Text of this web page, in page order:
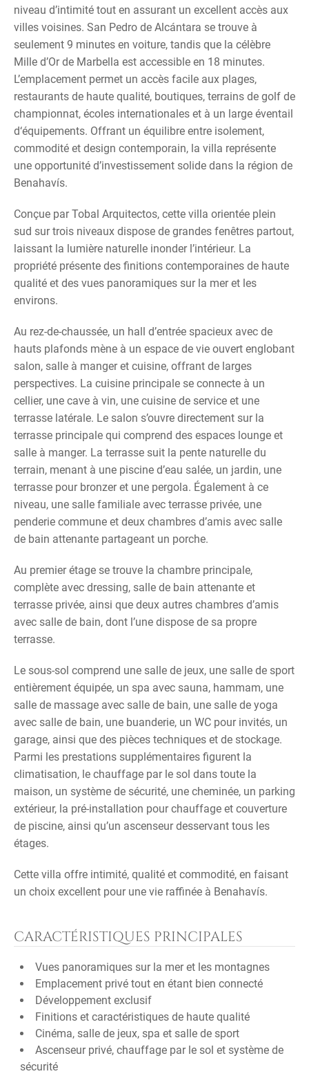
niveau d’intimité tout en assurant un excellent accès aux
villes voisines. San Pedro de Alcántara se trouve à
seulement 9 minutes en voiture, tandis que la célèbre
Mille d’Or de Marbella est accessible en 18 minutes.
L’emplacement permet un accès facile aux plages,
restaurants de haute qualité, boutiques, terrains de golf de
championnat, écoles internationales et à un large éventail
d‘équipements. Offrant un équilibre entre isolement,
commodité et design contemporain, la villa représente
une opportunité d’investissement solide dans la région de
Benahavís.
Conçue par Tobal Arquitectos, cette villa orientée plein
sud sur trois niveaux dispose de grandes fenêtres partout,
laissant la lumière naturelle inonder l’intérieur. La
propriété présente des finitions contemporaines de haute
qualité et des vues panoramiques sur la mer et les
environs.
Au rez-de-chaussée, un hall d’entrée spacieux avec de
hauts plafonds mène à un espace de vie ouvert englobant
salon, salle à manger et cuisine, offrant de larges
perspectives. La cuisine principale se connecte à un
cellier, une cave à vin, une cuisine de service et une
terrasse latérale. Le salon s’ouvre directement sur la
terrasse principale qui comprend des espaces lounge et
salle à manger. La terrasse suit la pente naturelle du
terrain, menant à une piscine d’eau salée, un jardin, une
terrasse pour bronzer et une pergola. Également à ce
niveau, une salle familiale avec terrasse privée, une
penderie commune et deux chambres d’amis avec salle
de bain attenante partageant un porche.
Au premier étage se trouve la chambre principale,
complète avec dressing, salle de bain attenante et
terrasse privée, ainsi que deux autres chambres d’amis
avec salle de bain, dont l’une dispose de sa propre
terrasse.
Le sous-sol comprend une salle de jeux, une salle de sport
entièrement équipée, un spa avec sauna, hammam, une
salle de massage avec salle de bain, une salle de yoga
avec salle de bain, une buanderie, un WC pour invités, un
garage, ainsi que des pièces techniques et de stockage.
Parmi les prestations supplémentaires figurent la
climatisation, le chauffage par le sol dans toute la
maison, un système de sécurité, une cheminée, un parking
extérieur, la pré-installation pour chauffage et couverture
de piscine, ainsi qu’un ascenseur desservant tous les
étages.
Cette villa offre intimité, qualité et commodité, en faisant
un choix excellent pour une vie raffinée à Benahavís.
CARACTÉRISTIQUES PRINCIPALES
Vues panoramiques sur la mer et les montagnes
Emplacement privé tout en étant bien connecté
Développement exclusif
Finitions et caractéristiques de haute qualité
Cinéma, salle de jeux, spa et salle de sport
Ascenseur privé, chauffage par le sol et système de
sécurité